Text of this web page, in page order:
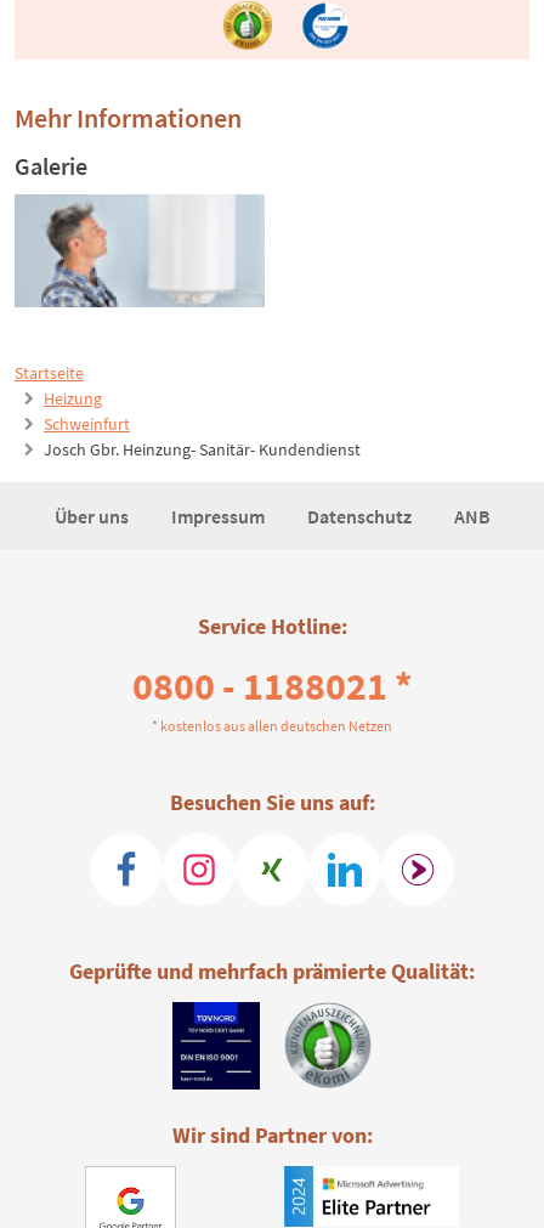
Startseite
Heizung
Schweinfurt
Josch Gbr. Heinzung- Sanitär- Kundendienst
Mehr Informationen
Galerie
Über uns Impressum Datenschutz ANB
Service Hotline:
0800 - 1188021 *
* kostenlos aus allen deutschen Netzen
Besuchen Sie uns auf:
Geprüfte und mehrfach prämierte Qualität:
Wir sind Partner von: